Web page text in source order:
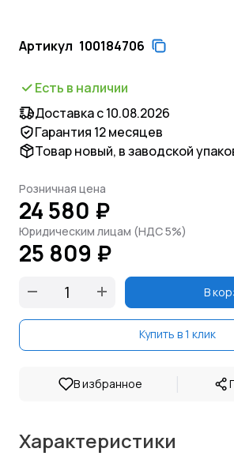
Артикул 100184706
Есть в наличии
Доставка с 10.08.2026
Гарантия 12 месяцев
Товар новый, в заводской
Розничная цена
24 580 ₽
Юридическим лицам (НДС 5%)
25 809 ₽
В
Купить в 1 клик
В избранное |
Характеристики